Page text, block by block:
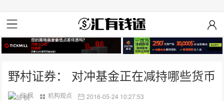
野村证券： 对冲基金正在减持哪些货币
邱 枫 机构观点
2016-05-24 10:27:53